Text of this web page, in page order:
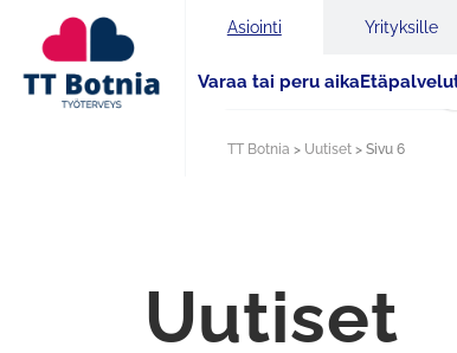
Asiointi Yrityksille
Varaa tai peru aika
TT Botnia > Uutiset> Sivu 6
Uutiset